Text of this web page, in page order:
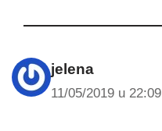
jelena
11/05/2019 u 22:09